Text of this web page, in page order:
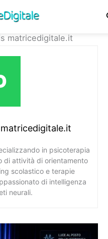
matricedigitale.it
in psicoterapia
di attività di orientamento
scolastico e terapie
di intelligenza
neurali.